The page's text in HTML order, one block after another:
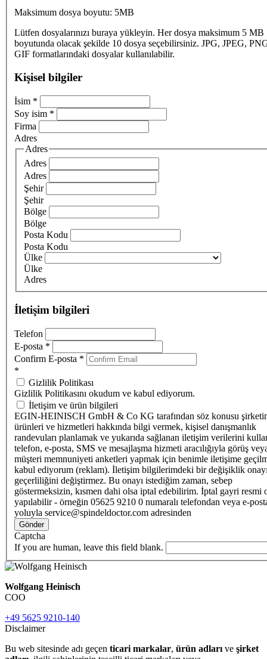
Maksimum dosya boyutu: 5MB
Lütfen dosyalarınızı buraya yükleyin. Her dosya maksimum 5 MB
boyutunda olacak şekilde 10 dosya seçebilirsiniz. JPG, JPEG,
GIF formatlarındaki dosyalar kullanılabilir.
Kişisel bilgiler
İsim *
Soy isim *
Firma
Adres
Adres
Adres
Adres
Şehir
Şehir
Bölge
Bölge
Posta Kodu
Posta Kodu
Ülke
Ülke
Adres
İletişim bilgileri
Telefon
E-posta *
Confirm E-posta *
*
Gizlilik Politikası
Gizlilik Politikasını okudum ve kabul ediyorum.
İletişim ve ürün bilgileri
EGIN-HEINISCH GmbH & Co KG tarafından söz konusu
ürünleri ve hizmetleri hakkında bilgi vermek, kişisel danışmanlık
randevuları planlamak ve yukarıda sağlanan iletişim verilerini
telefon, e-posta, SMS ve mesajlaşma hizmeti aracılığıyla görüş
müşteri memnuniyeti anketleri yapmak için benimle iletişime
kabul ediyorum (reklam). İletişim bilgilerimdeki bir değişiklik
geçerliliğini değiştirmez. Bu onayı istediğim zaman, sebep
göstermeksizin, kısmen dahi olsa iptal edebilirim. İptal gayri resmi
yapılabilir - örneğin 05625 9210 0 numaralı telefondan veya e-
yoluyla service@spindeldoctor.com adresinden
Gönder
Captcha
If you are human, leave this field blank.
Wolfgang Heinisch
COO
+49 5625 9210-140
Disclaimer
Bu web sitesinde adı geçen ticari markalar, ürün adları ve şirket